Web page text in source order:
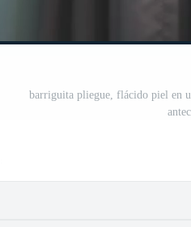
barriguita pliegue, flácido piel en